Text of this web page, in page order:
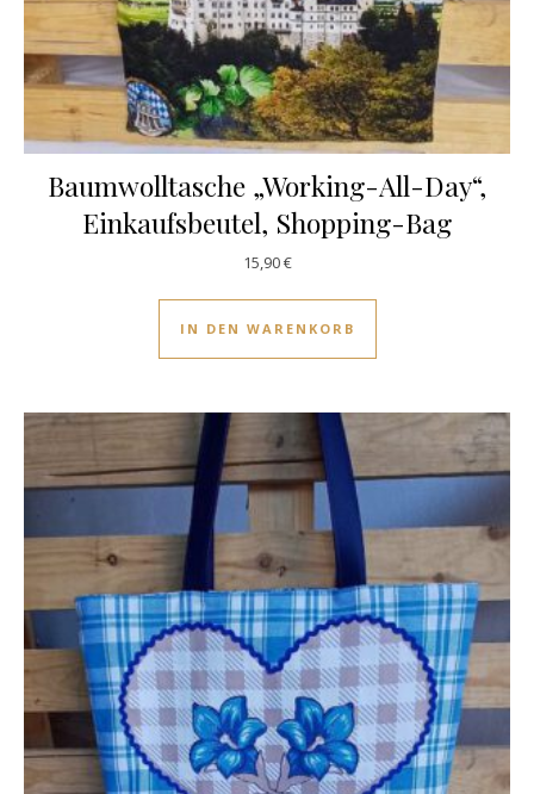
Baumwolltasche „Working-All-Day“,
Einkaufsbeutel, Shopping-Bag
15,90€
IN DEN WARENKORB